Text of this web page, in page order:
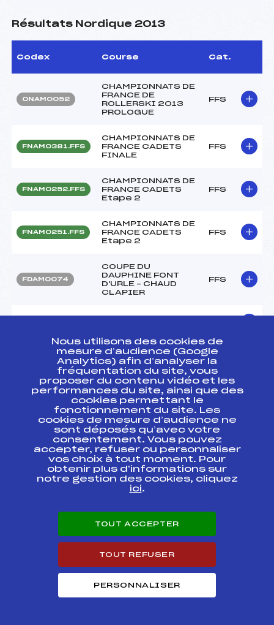
Résultats Nordique 2013
Codex Course Cat.
ONAM0052
CHAMPIONNATS DE
FRANCE DE
ROLLERSKI 2013
PROLOGUE
FFS
FNAM0381.FFS
CHAMPIONNATS DE
FRANCE CADETS
FINALE
FFS
FNAM0252.FFS
CHAMPIONNATS DE
FRANCE CADETS
Etape 2
FFS
FNAM0251.FFS
CHAMPIONNATS DE
FRANCE CADETS
Etape 2
FFS
FDAM0074
COUPE DU
DAUPHINE FONT
D'URLE – CHAUD
CLAPIER
FFS
CHALLENGE JOEL
FNAM0063
CHAMPIONNATS DE
FRANCE CADETS
Etape 1
FFS
FNAM0062.FFS
CHAMPIONNATS DE
FRANCE CADETS
Etape 1
FNAM0061.FFS
CHAMPIONNATS DE
FRANCE CADETS
Etape 1
FFS
>>> CHALLENGE
CASA/ARNAUD <<<
FFS
DAUPHINE
Circuits Nordique 2013
Nous utilisons des cookies de
mesure d’audience (Google
Analytics) afin d’analyser la
fréquentation du site, vous
proposer du contenu vidéo et les
performances du site, ainsi que des
cookies permettant le
fonctionnement du site. Les
cookies de mesure d’audience ne
sont déposés qu’avec votre
consentement. Vous pouvez
accepter, refuser ou personnaliser
vos choix à tout moment. Pour
obtenir plus d'informations sur
notre gestion des cookies, cliquez
ici.
TOUT ACCEPTER
TOUT REFUSER
PERSONNALISER